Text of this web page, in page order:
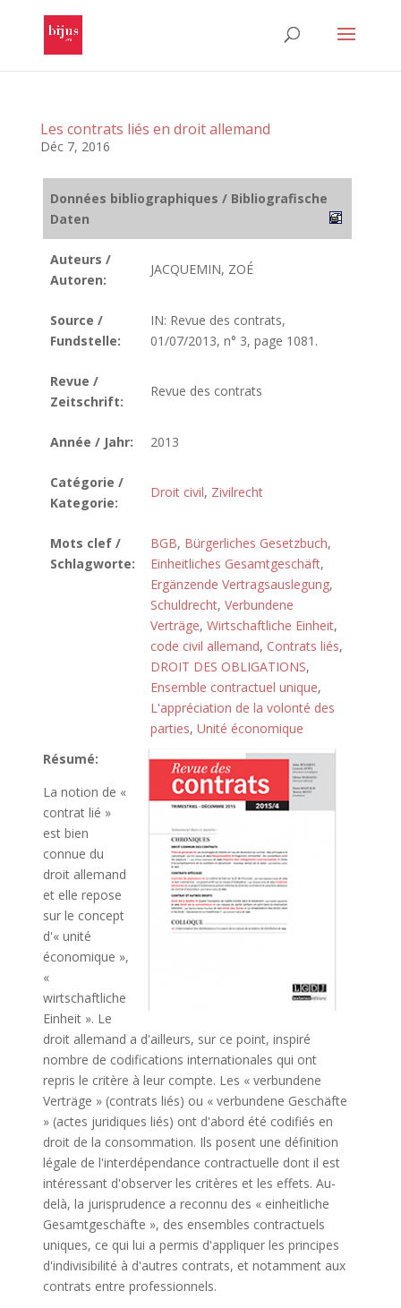
Les contrats liés en droit allemand
Déc 7, 2016
Données bibliographiques / Bibliografische
Daten
Auteurs /
Autoren:
JACQUEMIN, ZOÉ
Source /
Fundstelle:
IN: Revue des contrats,
01/07/2013, n° 3, page 1081.
Revue /
Zeitschrift:
Revue des contrats
Année / Jahr: 2013
Catégorie /
Kategorie:
Droit civil, Zivilrecht
Mots clef /
Schlagworte:
BGB, Bürgerliches Gesetzbuch,
Einheitliches Gesamtgeschäft,
Ergänzende Vertragsauslegung,
Schuldrecht, Verbundene
Verträge, Wirtschaftliche Einheit,
code civil allemand, Contrats liés,
DROIT DES OBLIGATIONS,
Ensemble contractuel unique,
L'appréciation de la volonté des
parties, Unité économique
Résumé:
La notion de «
contrat lié »
est bien
connue du
droit allemand
et elle repose
sur le concept
d'« unité
économique »,
«
wirtschaftliche
Einheit ». Le
droit allemand a d'ailleurs, sur ce point, inspiré
nombre de codifications internationales qui ont
repris le critère à leur compte. Les « verbundene
Verträge » (contrats liés) ou « verbundene Geschäfte
» (actes juridiques liés) ont d'abord été codifiés en
droit de la consommation. Ils posent une définition
légale de l'interdépendance contractuelle dont il est
intéressant d'observer les critères et les effets. Au-
delà, la jurisprudence a reconnu des « einheitliche
Gesamtgeschäfte », des ensembles contractuels
uniques, ce qui lui a permis d'appliquer les principes
d'indivisibilité à d'autres contrats, et notamment aux
contrats entre professionnels.